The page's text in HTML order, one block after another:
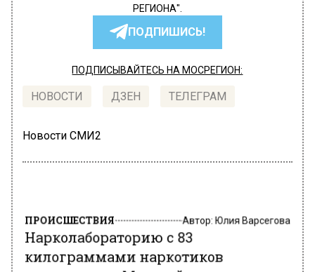
РЕГИОНА".
ПОДПИШИСЬ!
ПОДПИСЫВАЙТЕСЬ НА МОСРЕГИОН:
НОВОСТИ ДЗЕН ТЕЛЕГРАМ
Новости СМИ2
Нарколабораторию с 83
килограммами наркотиков
накрыли под Москвой